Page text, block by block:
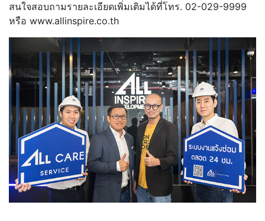
สนใจสอบถามรายละเอียดเพิ่มเติมได้ที่โทร. 02-029-9999
หรือ www.allinspire.co.th